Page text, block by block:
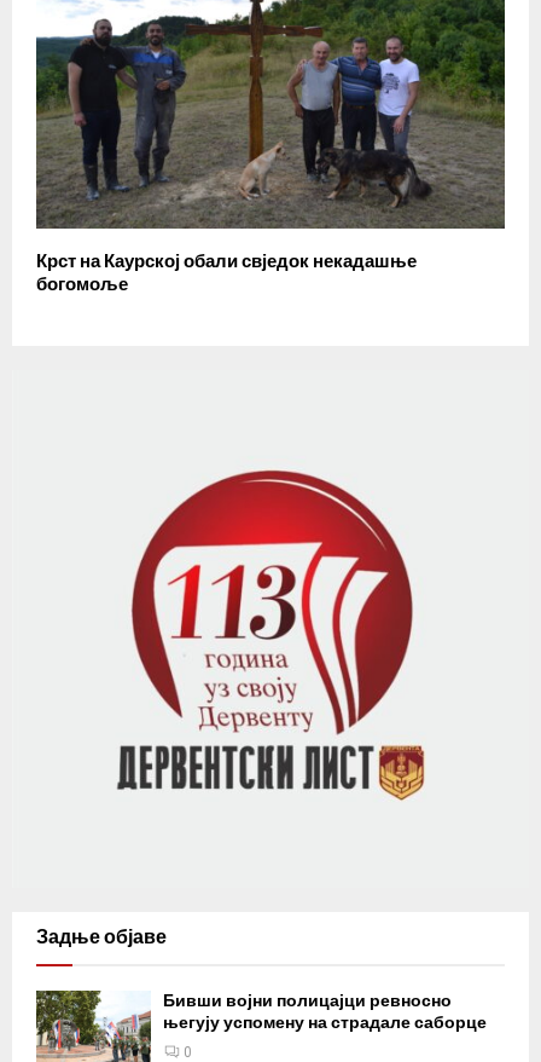
Крст на Каурској обали свједок некадашње
богомоље
Задње објаве
Бивши војни полицајци ревносно
његују успомену на страдале саборце
0